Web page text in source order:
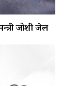
जोशी जेल